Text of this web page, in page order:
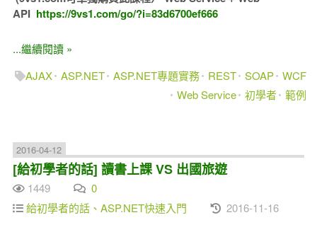
API https://9vs1.com/go/?i=83d6700ef666
...繼續閱讀 »
AJAX ASP.NET ASP.NET專題實務 REST SOAP WCF
Web Service 初學者 範例
2016-04-12
[給初學者的話] 讀書上課 VS 出國旅遊
1449
0
給初學者的話、ASP.NET快速入門
2016-11-16